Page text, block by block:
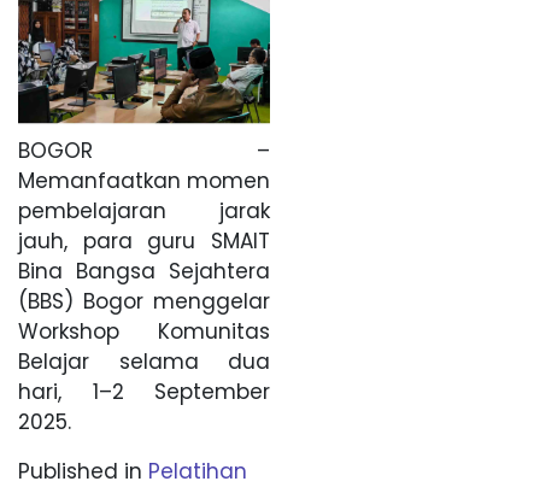
BOGOR –
Memanfaatkan momen
pembelajaran jarak
jauh, para guru SMAIT
Bina Bangsa Sejahtera
(BBS) Bogor menggelar
Workshop Komunitas
Belajar selama dua
hari, 1–2 September
2025.
Published in Pelatihan